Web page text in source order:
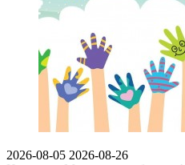
2026-08-05 2026-08-26